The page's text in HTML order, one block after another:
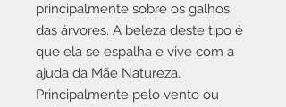
principalmente sobre os galhos
das árvores. A beleza deste tipo é
que ela se espalha e vive com a
ajuda da Mãe Natureza.
Principalmente pelo vento ou